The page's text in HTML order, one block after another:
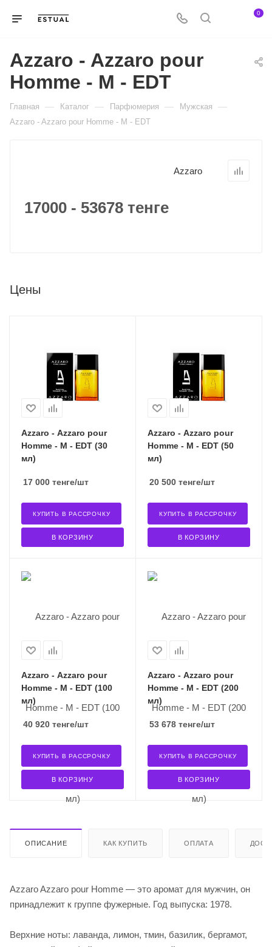
0
Azzaro - Azzaro pour
Homme - M - EDT
Главная — Каталог — Парфюмерия — Мужская —
Azzaro - Azzaro pour Homme - M - EDT
Azzaro
17000 - 53678 тенге
Цены
Azzaro - Azzaro pour
Homme - M - EDT (30
мл)
17 000 тенге/шт
В КОРЗИНУ
КУПИТЬ В РАССРОЧКУ
Azzaro - Azzaro pour
Homme - M - EDT (50
мл)
20 500 тенге/шт
В КОРЗИНУ
КУПИТЬ В РАССРОЧКУ
Azzaro - Azzaro pour
Homme - M - EDT (100
мл)
40 920 тенге/шт
В КОРЗИНУ
КУПИТЬ В РАССРОЧКУ
Azzaro - Azzaro pour
Homme - M - EDT (200
мл)
53 678 тенге/шт
В КОРЗИНУ
КУПИТЬ В РАССРОЧКУ
ОПИСАНИЕ КАК КУПИТЬ ОПЛАТА
Azzaro Azzaro pour Homme — это аромат для мужчин, он
принадлежит к группе фужерные. Год выпуска: 1978.
Верхние ноты: лаванда, лимон, тмин, базилик, бергамот,